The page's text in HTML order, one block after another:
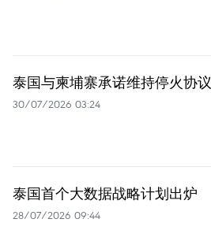
泰国与柬埔寨承诺维持停火协议
30/07/2026 03:24
泰国首个大数据战略计划出炉
28/07/2026 09:44